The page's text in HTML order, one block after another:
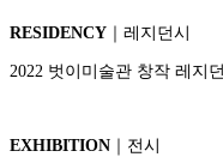
RESIDENCY ｜레지던시
2022 벗이미술관 창작 레지
EXHIBITION ｜전시